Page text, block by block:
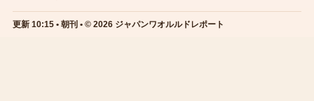
更新 10:15 • 朝刊 • © 2026 ジャパンワオルルドレポート